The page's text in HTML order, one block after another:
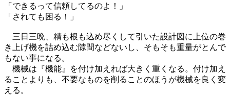
「できるって信頼してるのよ！」
「されても困る！」
三日三晩、精も根も込め尽くして引いた設計図に上位の巻
き上げ機を詰め込む隙間などないし、そもそも重量がとんで
もない事になる。
機械は『機能』を付け加えれば大きく重くなる。付け加え
ることよりも、不要なものを削ることのほうが機械を良く変
える。